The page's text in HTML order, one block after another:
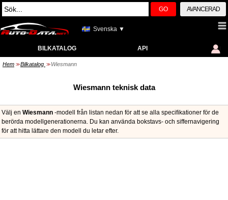
GO AVANCERAD
Svenska ▼
BILKATALOG API
Hem >> Bilkatalog >> Wiesmann
Wiesmann teknisk data
Välj en Wiesmann -modell från listan nedan för att se alla specifikationer för de
berörda modellgenerationerna. Du kan använda bokstavs- och siffernavigering
för att hitta lättare den modell du letar efter.